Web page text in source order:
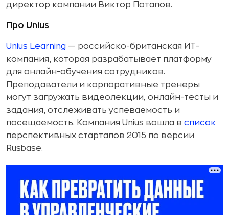
директор компании Виктор Потапов.
Про Unius
Unius Learning — российско-британская ИТ-
компания, которая разрабатывает платформу
для онлайн-обучения сотрудников.
Преподаватели и корпоративные тренеры
могут загружать видеолекции, онлайн-тесты и
задания, отслеживать успеваемость и
посещаемость. Компания Unius вошла в список
перспективных стартапов 2015 по версии
Rusbase.